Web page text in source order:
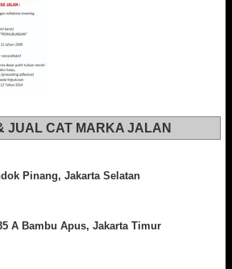
JUAL CAT MARKA JALAN
Pinang, Jakarta Selatan
A Bambu Apus, Jakarta Timur